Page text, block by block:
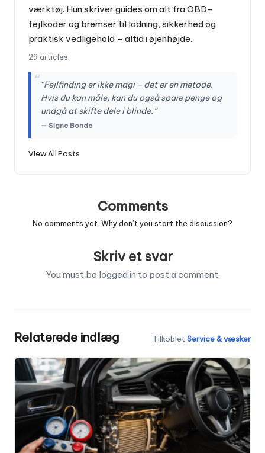
værktøj. Hun skriver guides om alt fra OBD-
fejlkoder og bremser til ladning, sikkerhed og
praktisk vedligehold – altid i øjenhøjde.
29 articles
“ “Fejlfinding er ikke magi – det er en metode.
Hvis du kan måle, kan du også spare penge og
undgå at skifte dele i blinde.”
— Signe Bonde
View All Posts
Comments
No comments yet. Why don’t you start the discussion?
Skriv et svar
You must be logged in to post a comment.
Relaterede indlæg Tilkoblet Service & væsker